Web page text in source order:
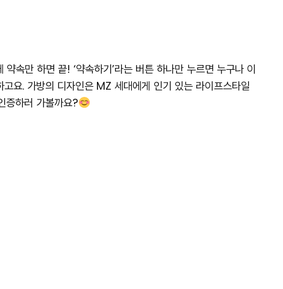
속만 하면 끝! ‘약속하기’라는 버튼 하나만 누르면 누구나 이
요. 가방의 디자인은 MZ 세대에게 인기 있는 라이프스타일
증하러 가볼까요?